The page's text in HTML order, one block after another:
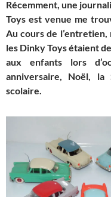
Récemment, une
Toys est venue me
Au cours de
les Dinky Toys étaient
aux enfants lors
anniversaire, Noël,
scolaire.